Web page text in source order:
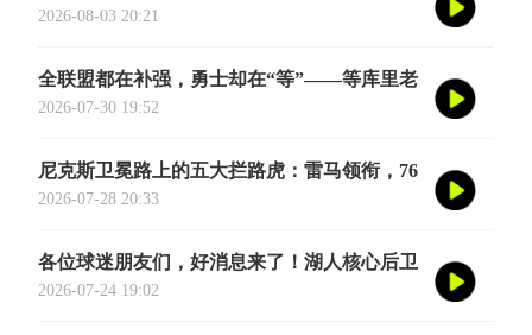
价，用词非常精准。他说伦德博格是夏联最耀
2026-08-03 20:21
全联盟都在补强，勇士却在“等”——等库里老
去的那一天
2026-07-30 19:52
尼克斯卫冕路上的五大拦路虎：雷马领衔，76
人四巨头在列
2026-07-28 20:33
各位球迷朋友们，好消息来了！湖人核心后卫
奥斯汀·里夫斯的2026中国行「紫金之旅」正
2026-07-24 19:02